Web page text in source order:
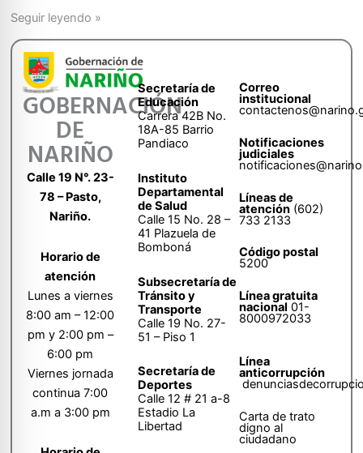
Seguir leyendo »
GOBERNACIÓN
DE
NARIÑO
Calle 19 N°. 23-
78 – Pasto,
Nariño.
Horario de
atención
Lunes a viernes
8:00 am – 12:00
pm y 2:00 pm –
6:00 pm
Viernes jornada
continua 7:00
a.m a 3:00 pm
Secretaría de
Educación
Carrera 42B No.
18A-85 Barrio
Pandiaco
Instituto
Departamental
de Salud
Calle 15 No. 28 –
41 Plazuela de
Bomboná
Subsecretaría de
Tránsito y
Transporte
Calle 19 No. 27-
51 – Piso 1
Secretaría de
Deportes
Calle 12 # 21 a-8
Estadio La
Libertad
Correo
institucional
Notificaciones
judiciales
Líneas de
atención (602)
733 2133
Código postal
5200
Línea gratuita
nacional 01-
8000972033
Línea
anticorrupción
Carta de trato
digno al
ciudadano